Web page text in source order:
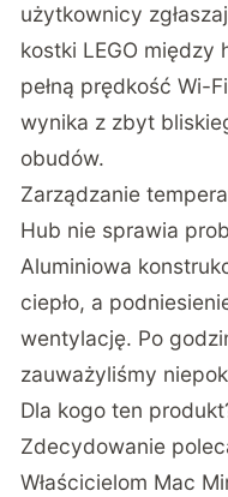
użytkownicy
kostki LEGO między
pełną prędkość Wi-
wynika z zbyt
obudów.
Zarządzanie
Hub nie sprawia
Aluminiowa
ciepło, a
wentylację. Po
zauważyliśmy
Dla kogo ten
Zdecydowanie
Właścicielom Mac